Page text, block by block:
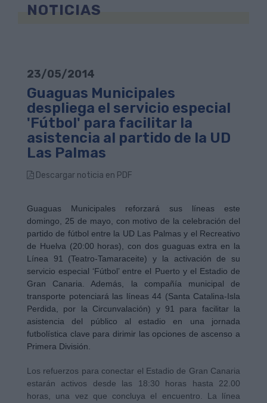
NOTICIAS
23/05/2014
Guaguas Municipales
despliega el servicio especial
'Fútbol' para facilitar la
asistencia al partido de la UD
Las Palmas
Descargar noticia en PDF
Guaguas Municipales reforzará sus líneas este
domingo, 25 de mayo, con motivo de la celebración del
partido de fútbol entre la UD Las Palmas y el Recreativo
de Huelva (20:00 horas), con dos guaguas extra en la
Línea 91 (Teatro-Tamaraceite) y la activación de su
servicio especial ‘Fútbol’ entre el Puerto y el Estadio de
Gran Canaria. Además, la compañía municipal de
transporte potenciará las líneas 44 (Santa Catalina-Isla
Perdida, por la Circunvalación) y 91 para facilitar la
asistencia del público al estadio en una jornada
futbolística clave para dirimir las opciones de ascenso a
Primera División.
Los refuerzos para conectar el Estadio de Gran Canaria
estarán activos desde las 18:30 horas hasta 22.00
horas, una vez que concluya el encuentro. La línea